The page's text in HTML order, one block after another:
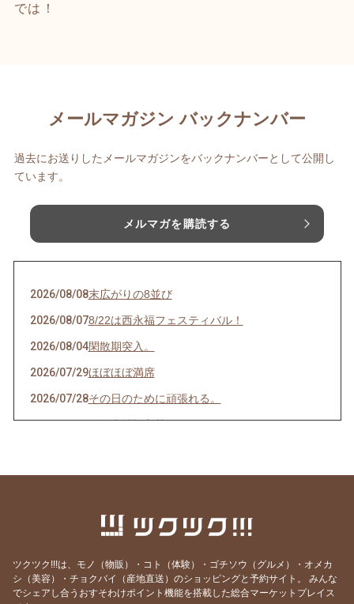
では！
メールマガジン バックナンバー
過去にお送りしたメールマガジンをバックナンバーとして公開し
ています。
メルマガを購読する
2026/08/08末広がりの8並び
2026/08/078/22は西永福フェスティバル！
2026/08/04閑散期突入。
2026/07/29ほぼほぼ満席
2026/07/28その日のために頑張れる。
2026/07/27天然岩牡蠣入荷
2026/07/21明けましてお疲れ様！
2026/07/17 ご要望にお応えして。
2026/07/14 猛暑日の日は上々や！
ツクツク!!!は、モノ（物販）・コト（体験）・ゴチソウ（グルメ）・オメカ
シ（美容）・チョクバイ（産地直送）のショッピングと予約サイト。
みんな
でシェアし合うおすそわけポイント機能を搭載した総合マーケットプレイス